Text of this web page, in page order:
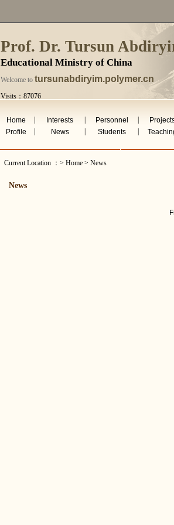
Prof. Dr. Tursun
Educational Ministry of China
Welcome to tursunabdiryim.polymer.cn
Visits：87076
Home Interests Personnel
Profile News Students
Current Location ：> Home > News
News